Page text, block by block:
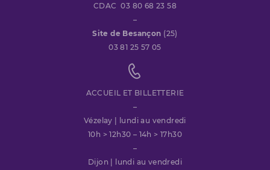
CDAC 03 80 68 23 58
–
Site de Besançon (25)
03 81 25 57 05
ACCUEIL ET BILLETTERIE
–
Vézelay | lundi au vendredi
10h > 12h30 – 14h > 17h30
–
Dijon | lundi au vendredi